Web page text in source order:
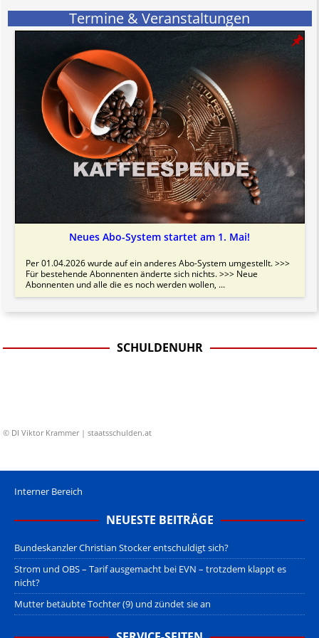
Termine & Veranstaltungen
Neues Abo-System startet am 1. Mai!
Per 01.04.2026 wurde auf ein anderes Abo-System umgestellt. >>>
Für bestehende Abonnenten änderte sich nichts. >>> Neue
Abonnenten und alle die es noch werden wollen, ...
SCHULDENUHR
© DI Viktor Krammer | staatsschulden.at
Interner Bereich
NEUESTE BEITRÄGE
Bundeskanzler Christian Stocker entschuldigt sich?
Strom und OBS – Tarif ausgemacht bei EVN – trotzdem klappt es
nicht?
Mutter betäubte Tochter (9) und zündet sie an